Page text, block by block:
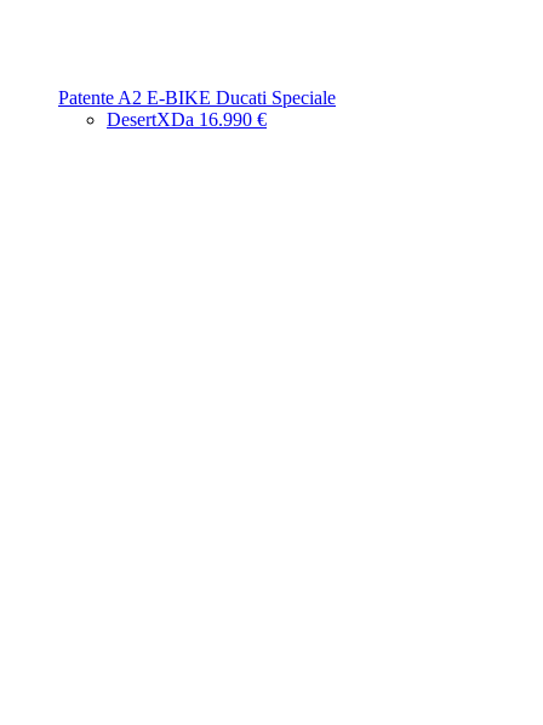
Patente A2 E-BIKE Ducati Speciale
DesertXDa 16.990 €